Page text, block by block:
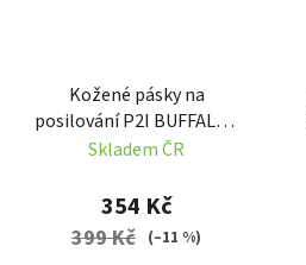
Kožené pásky na
posilování P2I BUFFALO -
trhačky 60 cm
Skladem ČR
354 Kč
399 Kč (–11 %)